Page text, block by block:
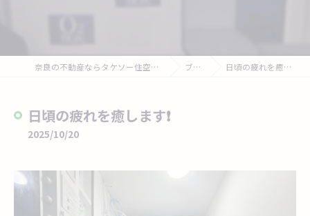
奈良の不動産ならタケソー住空間株式会社 ブログ 日頃の疲れを癒します❗
日頃の疲れを癒します❗
2025/10/20